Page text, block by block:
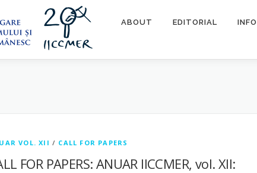
ABOUT EDITORIAL INFO
VOL. XII / CALL FOR PAPERS
FOR PAPERS: ANUAR IICCMER, vol. XII: